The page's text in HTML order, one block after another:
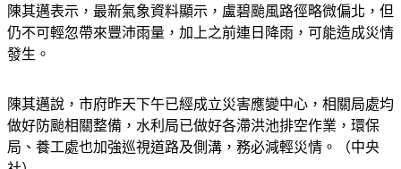
陳其邁表示，最新氣象資料顯示，盧碧颱風路徑略微偏北，但
仍不可輕忽帶來豐沛雨量，加上之前連日降雨，可能造成災情
發生。
陳其邁說，市府昨天下午已經成立災害應變中心，相關局處均
做好防颱相關整備，水利局已做好各滯洪池排空作業，環保
局、養工處也加強巡視道路及側溝，務必減輕災情。（中央